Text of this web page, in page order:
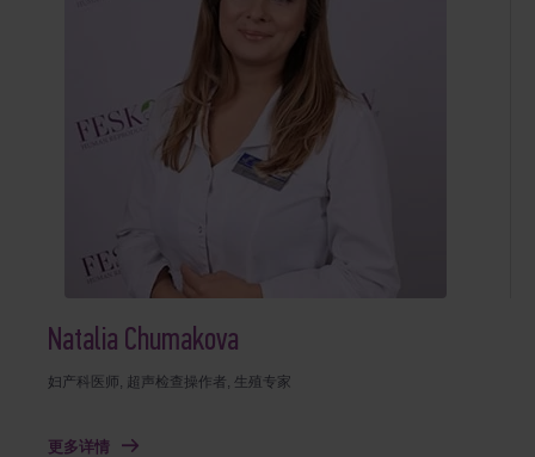
Natalia Chumakova
妇产科医师, 超声检查操作者, 生殖专家
更多详情